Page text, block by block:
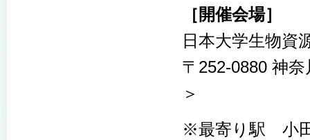
［開催会場］
日本大学生物資
〒252-0880 神
＞
※最寄り駅 小田